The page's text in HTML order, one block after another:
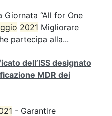
Giornata “All for One
2021 Migliorare
partecipa alla...
dell’ISS designato
MDR dei
- Garantire